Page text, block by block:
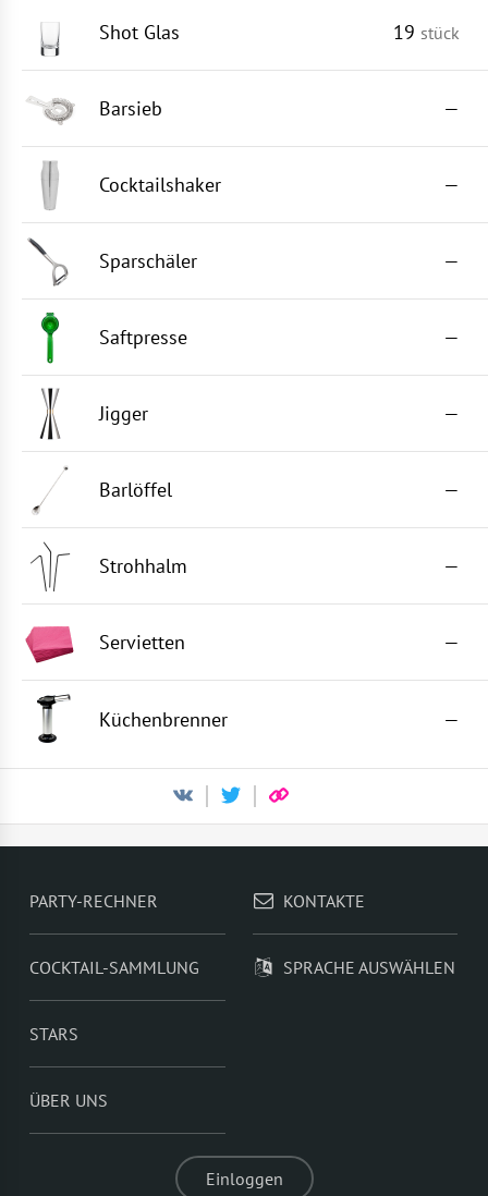
Shot Glas 19 stück
Barsieb —
Cocktailshaker —
Sparschäler —
Saftpresse —
Jigger —
Barlöffel —
Strohhalm —
Servietten —
Küchenbrenner —
PARTY-RECHNER
COCKTAIL-SAMMLUNG
STARS
ÜBER UNS
KONTAKTE
SPRACHE AUSWÄHLEN
Einloggen